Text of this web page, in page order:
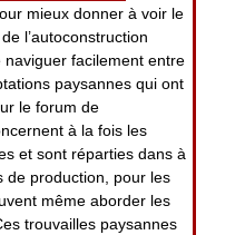
mieux donner à voir le
l’autoconstruction
facilement entre
paysannes qui ont
le forum de
à la fois les
et sont réparties dans à
de production, pour les
même aborder les
trouvailles paysannes